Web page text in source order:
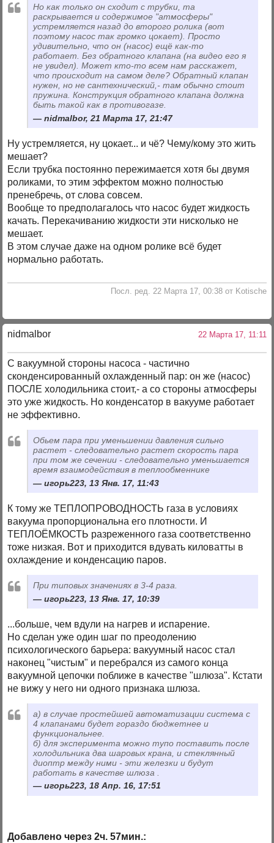
Но как только он сходит с трубки, та
раскрывается и содержимое "атмосферы"
устремляется назад до второго ролика (вот
поэтому насос так громко цокает). Просто
удивительно, что он (насос) ещё как-то
работает. Без обратного клапана (на видео его я
не увидел). Может кто-то всем нам расскажет,
что происходит на самом деле? Обратный клапан
нужен, но не сантехнический,- там обычно стоит
пружина. Конструкция обратного клапана должна
быть такой как в противогазе.
nidmalbor, 21 Марта 17, 21:47
Ну устремляется, ну цокает... и чё? Чему/кому это жить
мешает?
Если трубка постоянно пережимается хотя бы двумя
роликами, то этим эффектом можно полностью
пренебречь, от слова совсем.
Вообще то предполагалось что насос будет жидкость
качать. Перекачиванию жидкости эти нисколько не
мешает.
В этом случае даже на одном ролике всё будет
нормально работать.
Посл. ред. 22 Марта 17, 00:38 от Kotische
nidmalbor 22 Марта 17, 11:11
С вакуумной стороны насоса - частично
сконденсированный охлажденный пар: он же (насос)
ПОСЛЕ холодильника​ стоит,- а со стороны атмосферы
это уже жидкость. Но конденсатор в вакууме работает
не эффективно.
Обьем пара при уменьшении давления сильно
растет - следовательно растет скорость пара
при том же сечении - следовательно уменьшается
время взаимодействия в теплообменнике
игорь223, 13 Янв. 17, 11:43
К тому же ТЕПЛОПРОВОДНОСТЬ газа в условиях
вакуума пропорциональна его плотности. И
ТЕПЛОЁМКОСТЬ разреженного газа соответственно
тоже низкая. Вот и приходится вдувать киловатты в
охлаждение и конденсацию паров.
При типовых значениях в 3-4 раза.
игорь223, 13 Янв. 17, 10:39
...больше, чем вдули на нагрев и испарение.
Но сделан уже один шаг по преодолению
психологического барьера: вакуумный насос стал
наконец "чистым" и перебрался из самого конца
вакуумной цепочки поближе в качестве "шлюза". Кстати
не вижу у него ни одного признака шлюза.
а) в случае простейшей автоматизации система с
4 клапанами будет гораздо бюджетнее и
функциональнее.
б) для эксперимента можно тупо поставить после
холодильника два шаровых крана, и стеклянный
диоптр между ними - эти железки и будут
работать в качестве шлюза .
игорь223, 18 Апр. 16, 17:51
Добавлено через 2ч. 57мин.: